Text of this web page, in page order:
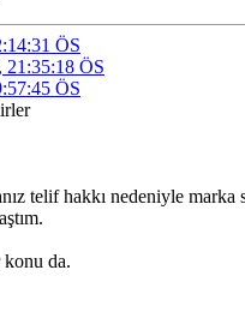
ÖS
21:35:18 ÖS
ÖS
telif hakkı nedeniyle marka
konu da.